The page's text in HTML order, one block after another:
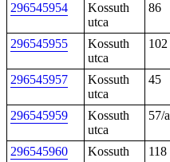
296545954
Kossuth
utca
86
296545955
Kossuth
utca
102
296545957
Kossuth
utca
45
296545959
Kossuth
utca
57/a
296545960
Kossuth
118